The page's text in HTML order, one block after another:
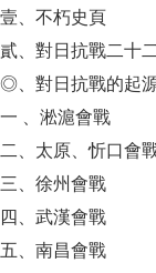
壹、不朽史頁
貳、對日抗戰二十
◎、對日抗戰的起
一 、淞滬會戰
二、太原、忻口會
三、徐州會戰
四、武漢會戰
五、南昌會戰